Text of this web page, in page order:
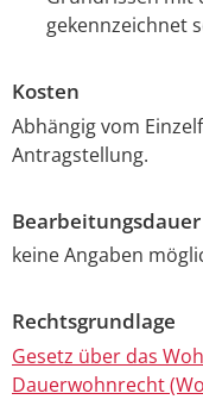
gekennzeichnet
Kosten
Abhängig vom
Antragstellung.
Bearbeitungsdauer
keine Angaben
Rechtsgrundlage
Gesetz über das
Dauerwohnrecht